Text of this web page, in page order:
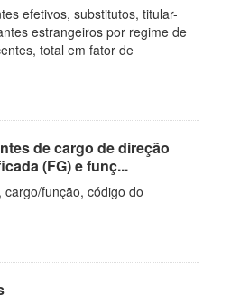
efetivos, substitutos, titular-
estrangeiros por regime de
total em fator de
de cargo de direção
(FG) e funç...
função, código do